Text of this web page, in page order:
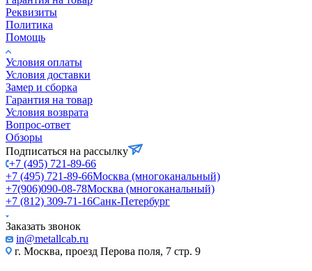
Реквизиты
Политика
Помощь
Условия оплаты
Условия доставки
Замер и сборка
Гарантия на товар
Условия возврата
Вопрос-ответ
Обзоры
Подписаться на рассылку
+7 (495) 721-89-66
+7 (495) 721-89-66Москва (многоканальный)
+7(906)090-08-78Москва (многоканальный)
+7 (812) 309-71-16Санк-Петербург
Заказать звонок
in@metallcab.ru
г. Москва, проезд Перова поля, 7 стр. 9